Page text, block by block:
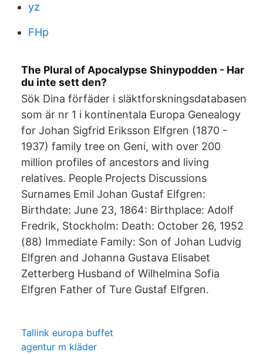
yz
FHp
The Plural of Apocalypse Shinypodden - Har
du inte sett den?
Sök Dina förfäder i släktforskningsdatabasen
som är nr 1 i kontinentala Europa Genealogy
for Johan Sigfrid Eriksson Elfgren (1870 -
1937) family tree on Geni, with over 200
million profiles of ancestors and living
relatives. People Projects Discussions
Surnames Emil Johan Gustaf Elfgren:
Birthdate: June 23, 1864: Birthplace: Adolf
Fredrik, Stockholm: Death: October 26, 1952
(88) Immediate Family: Son of Johan Ludvig
Elfgren and Johanna Gustava Elisabet
Zetterberg Husband of Wilhelmina Sofia
Elfgren Father of Ture Gustaf Elfgren.
Tallink europa buffet
agentur m kläder